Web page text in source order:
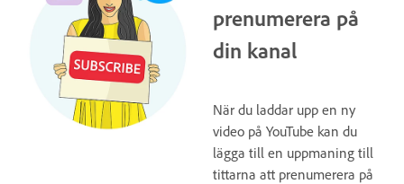
prenumerera på
din kanal
När du laddar upp en ny
video på YouTube kan du
lägga till en uppmaning till
tittarna att prenumerera på